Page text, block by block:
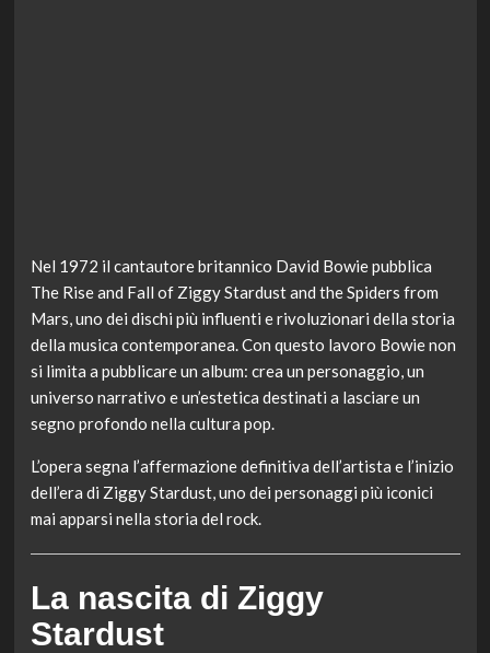
Nel 1972 il cantautore britannico David Bowie pubblica
The Rise and Fall of Ziggy Stardust and the Spiders from
Mars, uno dei dischi più influenti e rivoluzionari della storia
della musica contemporanea. Con questo lavoro Bowie non
si limita a pubblicare un album: crea un personaggio, un
universo narrativo e un’estetica destinati a lasciare un
segno profondo nella cultura pop.
L’opera segna l’affermazione definitiva dell’artista e l’inizio
dell’era di Ziggy Stardust, uno dei personaggi più iconici
mai apparsi nella storia del rock.
La nascita di Ziggy
Stardust